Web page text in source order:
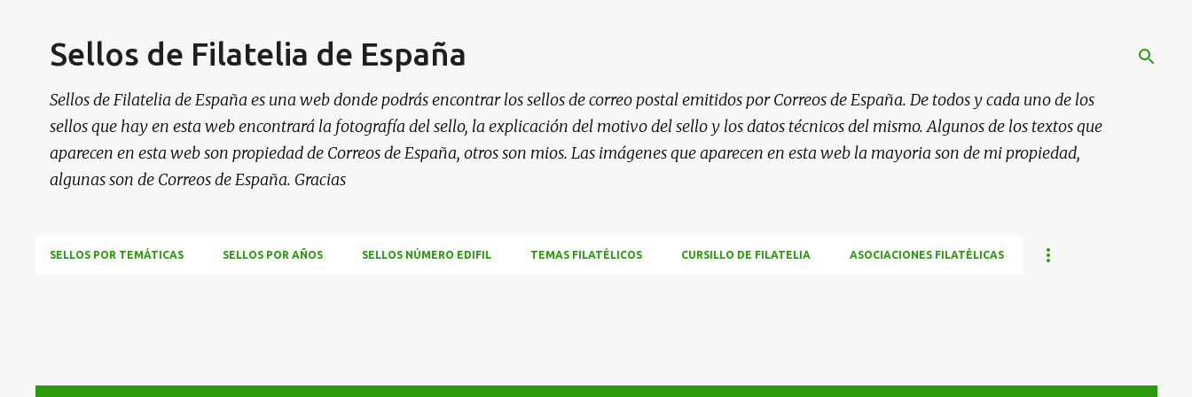
Sellos de Filatelia de España
Sellos de Filatelia de España es una web donde podrás encontrar los sellos de correo postal emitidos por Correos de España. De todos y cada uno de los
sellos que hay en esta web encontrará la fotografía del sello, la explicación del motivo del sello y los datos técnicos del mismo. Algunos de los textos que
aparecen en esta web son propiedad de Correos de España, otros son mios. Las imágenes que aparecen en esta web la mayoria son de mi propiedad,
algunas son de Correos de España. Gracias
SELLOS POR TEMÁTICAS SELLOS POR AÑOS SELLOS NÚMERO EDIFIL TEMAS FILATÉLICOS CURSILLO DE FILATELIA ASOCIACIONES FILATÉLICAS